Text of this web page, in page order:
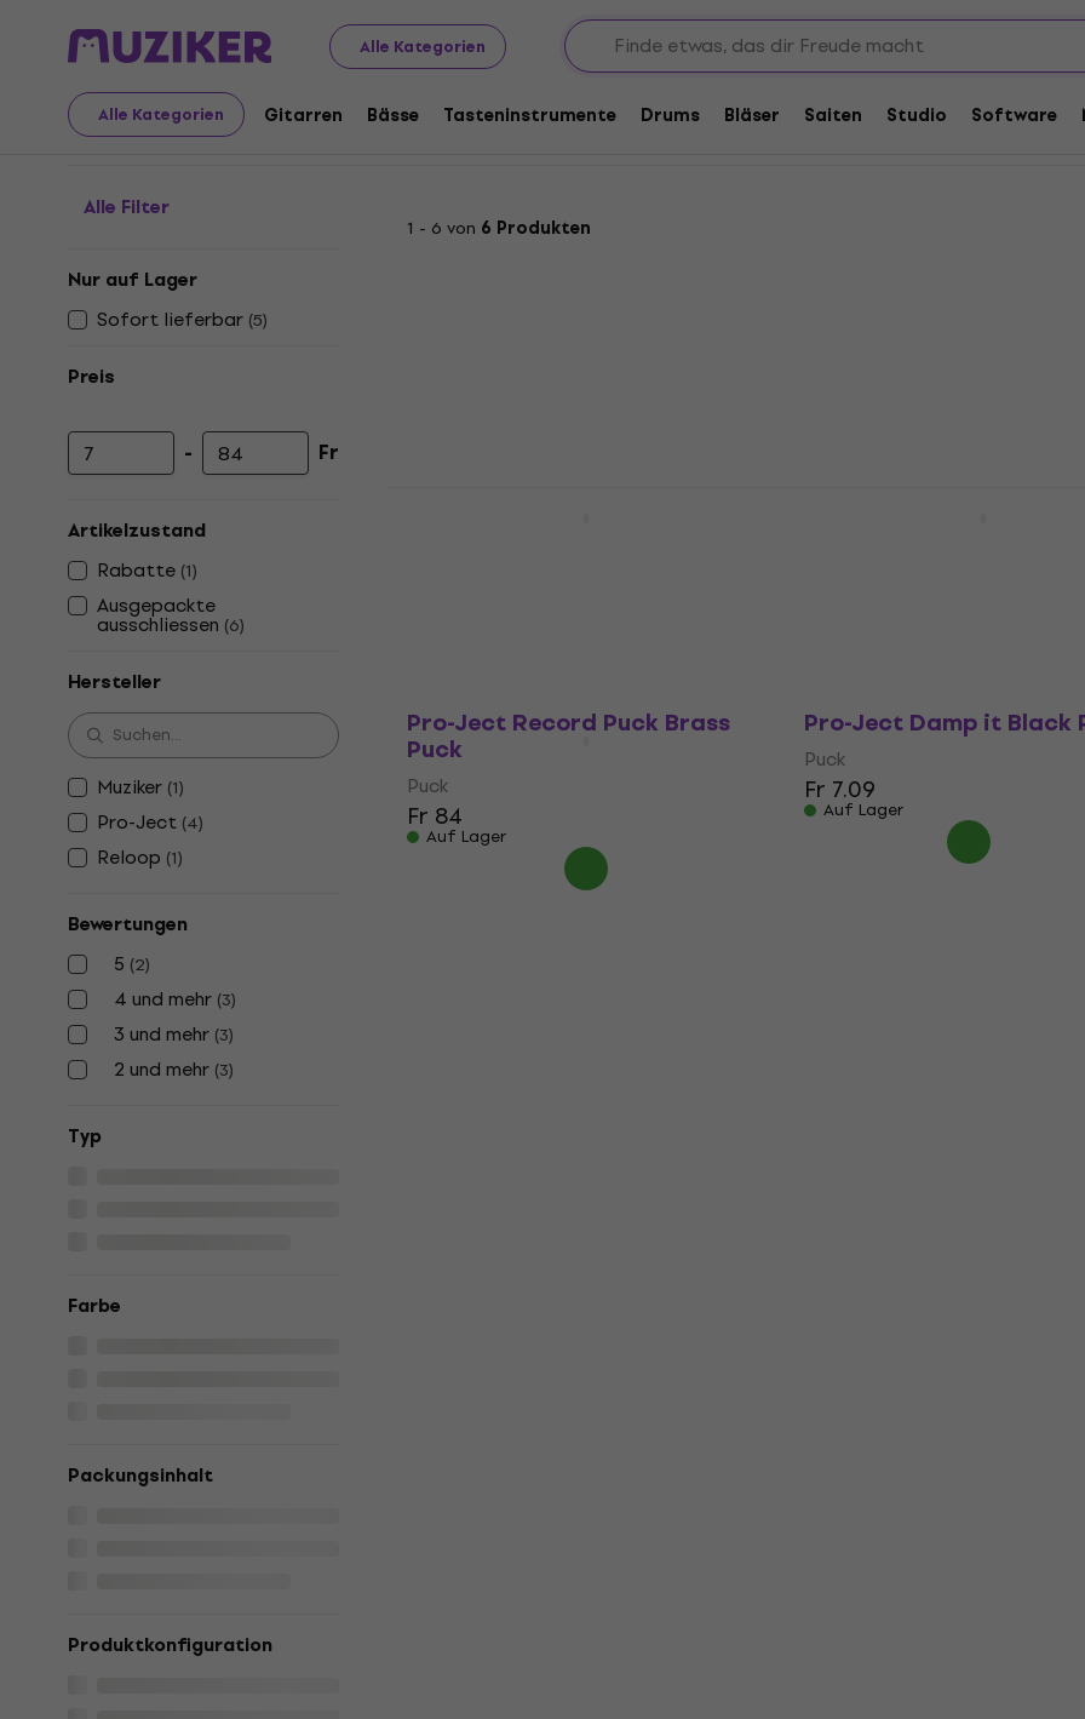
Alle Kategorien
Alle Kategorien Gitarren Bässe Tasteninstrumente Drums Bläser Saiten Studio Software
Audio Video Tech Plattenspieler Zubehör für Plattenspieler
Zentrale Reduzierungen
Alle Filter
Nur auf Lager
Sofort lieferbar (5)
Preis
Mindestpreis
- HöchstpreisFr
Artikelzustand
Rabatte (1)
Ausgepackte
ausschliessen (6)
Hersteller
Muziker (1)
Pro-Ject (4)
Reloop (1)
Bewertungen
5 (2)
4 und mehr (3)
3 und mehr (3)
2 und mehr (3)
Typ
Farbe
Packungsinhalt
Produktkonfiguration
1 - 6 von 6 Produkten
Pro-Ject Record Puck Brass
Puck
Puck
Fr 84
Auf Lager
Pro-Ject Damp it Black
Puck
Fr 7.09
Auf Lager